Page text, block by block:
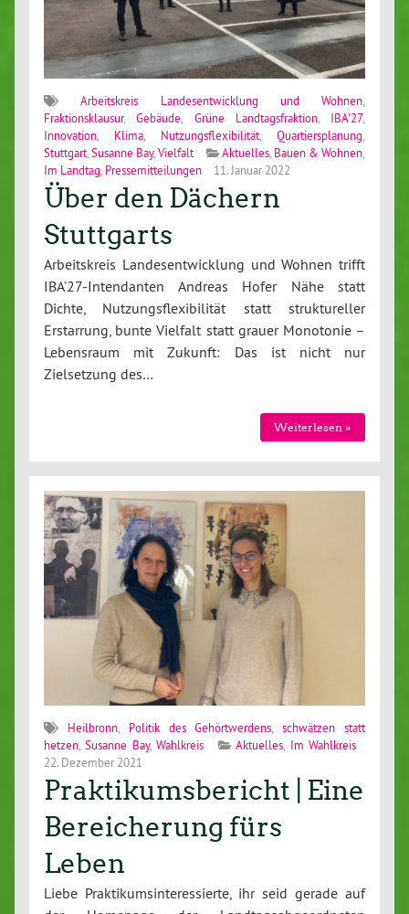
Arbeitskreis Landesentwicklung und Wohnen
Fraktionsklausur,Gebäude Grüne Landtagsfraktion, IBA'27,
Innovation
Klima Nutzungsflexibilität Quartiersplanung
Stuttgart ,Susanne Bay,Vielfalt Aktuelles, Bauen & Wohnen
Im Landtag Pressemitteilungen 11. Januar 2022
Über den Dächern
Stuttgarts
Arbeitskreis Landesentwicklung und Wohnen trifft
IBA’27-Intendanten Andreas Hofer Nähe statt
Dichte, Nutzungsflexibilität statt struktureller
Erstarrung, bunte Vielfalt statt grauer Monotonie –
Lebensraum mit Zukunft: Das ist nicht nur
Zielsetzung des…
Weiterlesen »
Heilbronn, Politik des Gehörtwerdens ,schwätzen statt
hetzen ,Susanne Bay,Wahlkreis Aktuelles Im Wahlkreis
22. Dezember 2021
Praktikumsbericht | Eine
Bereicherung fürs
Leben
Liebe Praktikumsinteressierte, ihr seid gerade auf